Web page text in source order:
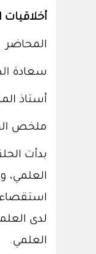
المحاضر
سعادة
أستاذ
ملخص
بدأت
العلمي،
استقصاء
لدى
العلمي.